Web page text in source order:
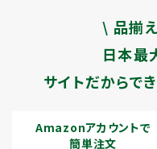
\ 品揃
日本最
サイトだからで
Amazonアカウントで
簡単注文